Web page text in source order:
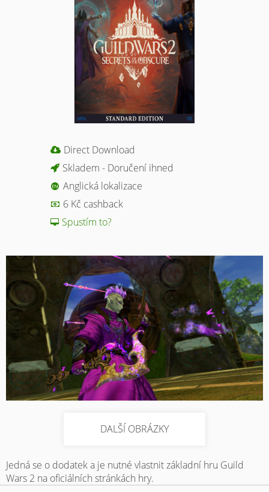
Direct Download
Skladem - Doručení ihned
Anglická lokalizace
6 Kč cashback
Spustím to?
DALŠÍ OBRÁZKY
Jedná se o dodatek a je nutné vlastnit základní hru Guild
Wars 2 na oficiálních stránkách hry.